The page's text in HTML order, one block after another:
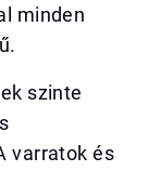
minden
szinte
varratok és